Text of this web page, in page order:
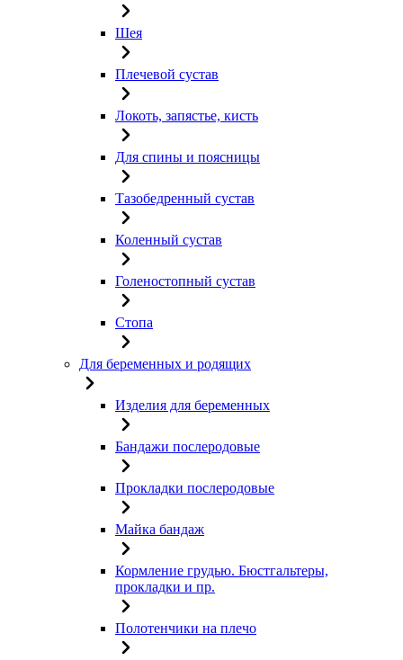
Шея
Плечевой сустав
Локоть, запястье, кисть
Для спины и поясницы
Тазобедренный сустав
Коленный сустав
Голеностопный сустав
Стопа
Для беременных и родящих
Изделия для беременных
Бандажи послеродовые
Прокладки послеродовые
Майка бандаж
Кормление грудью. Бюстгальтеры,
прокладки и пр.
Полотенчики на плечо